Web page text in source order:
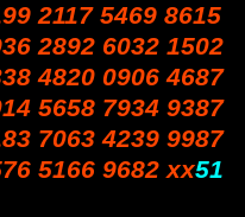
2117 5469 8615
2892 6032 1502
4820 0906 4687
5658 7934 9387
7063 4239 9987
5166 9682 xx51